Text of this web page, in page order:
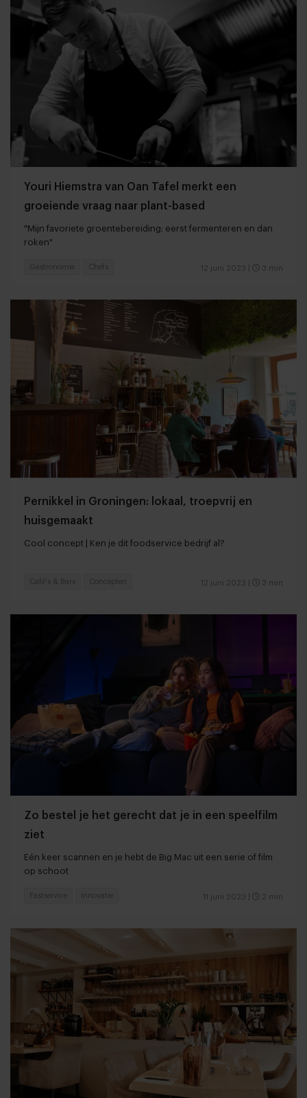
Youri Hiemstra van Oan Tafel merkt een
groeiende vraag naar plant-based
"Mijn favoriete groentebereiding: eerst fermenteren en dan
roken"
12 juni 2023 3 min
Gastronomie Chefs
Pernikkel in Groningen: lokaal, troepvrij en
huisgemaakt
Cool concept | Ken je dit foodservice bedrijf al?
12 juni 2023 3 min
Café's & Bars Concepten
Zo bestel je het gerecht dat je in een speelfilm
ziet
Eén keer scannen en je hebt de Big Mac uit een serie of film
op schoot
11 juni 2023 2 min
Fastservice Innovatie